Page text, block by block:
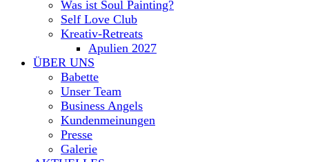
Was ist Soul Painting?
Self Love Club
Kreativ-Retreats
Apulien 2027
ÜBER UNS
Babette
Unser Team
Business Angels
Kundenmeinungen
Presse
Galerie